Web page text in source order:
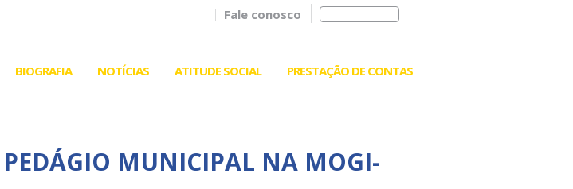
Fale conosco
BIOGRAFIA NOTÍCIAS ATITUDE SOCIAL PRESTAÇÃO DE CONTAS
MUNICIPAL NA MOGI-